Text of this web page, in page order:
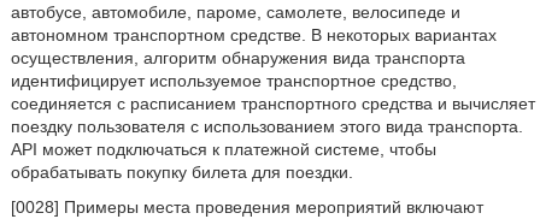
автобусе, автомобиле, пароме, самолете, велосипеде и
автономном транспортном средстве. В некоторых вариантах
осуществления, алгоритм обнаружения вида транспорта
идентифицирует используемое транспортное средство,
соединяется с расписанием транспортного средства и вычисляет
поездку пользователя с использованием этого вида транспорта.
API может подключаться к платежной системе, чтобы
обрабатывать покупку билета для поездки.
[0028] Примеры места проведения мероприятий включают